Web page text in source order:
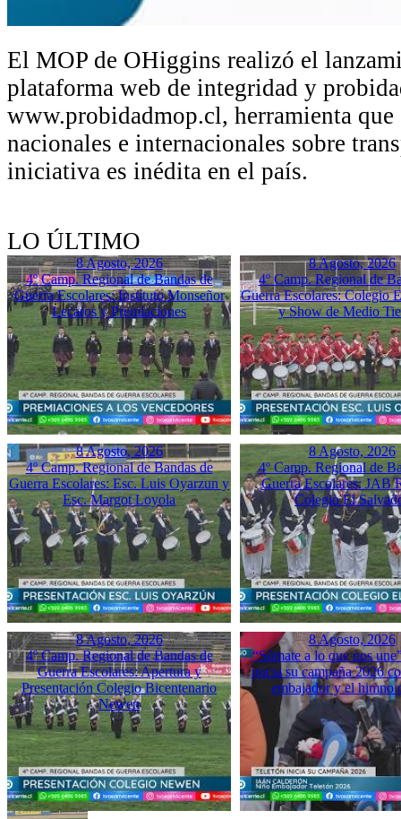
El MOP de OHiggins realizó el
plataforma web de integridad y
www.probidadmop.cl, herramienta que
nacionales e internacionales sobre
iniciativa es inédita en el país.
LO ÚLTIMO
8 Agosto, 2026
4º Camp. Regional de Bandas de
Guerra Escolares: Instituto Monseñor
Lecaros y Premiaciones
8 Agosto, 2026
4º Camp. Regional de
Guerra Escolares: Colegio
y Show de Medio
8 Agosto, 2026
4º Camp. Regional de Bandas de
Guerra Escolares: Esc. Luis Oyarzun y
Esc. Margot Loyola
8 Agosto, 2026
4º Camp. Regional de
Guerra Escolares: JAB
Colegio El
8 Agosto, 2026
4º Camp. Regional de Bandas de
Guerra Escolares: Apertura y
Presentación Colegio Bicentenario
Newen
8 Agosto, 2026
“Súmate a lo que nos
inicia su campaña 2026
embajador y el himno